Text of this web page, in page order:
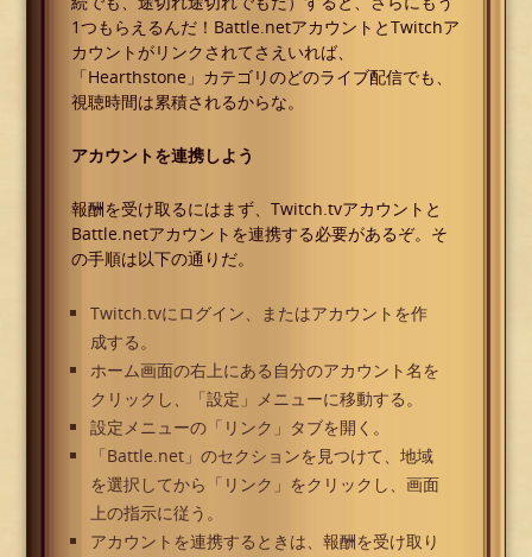
1つもらえるんだ！Battle.netアカウントとTwitchア
カウントがリンクされてさえいれば、
「Hearthstone」カテゴリのどのライブ配信でも、
視聴時間は累積されるからな。
アカウントを連携しよう
報酬を受け取るにはまず、Twitch.tvアカウントと
Battle.netアカウントを連携する必要があるぞ。そ
の手順は以下の通りだ。
Twitch.tvにログイン、またはアカウントを作
成する。
ホーム画面の右上にある自分のアカウント名を
クリックし、「設定」メニューに移動する。
設定メニューの「リンク」タブを開く。
「Battle.net」のセクションを見つけて、地域
を選択してから「リンク」をクリックし、画面
上の指示に従う。
アカウントを連携するときは、報酬を受け取り